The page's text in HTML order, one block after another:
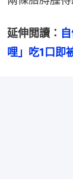
延伸閲讀：
哩」吃1口即